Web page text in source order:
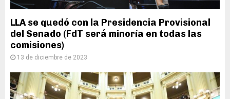
LLA se quedó con la Presidencia Provisional
del Senado (FdT será minoría en todas las
comisiones)
13 de diciembre de 2023